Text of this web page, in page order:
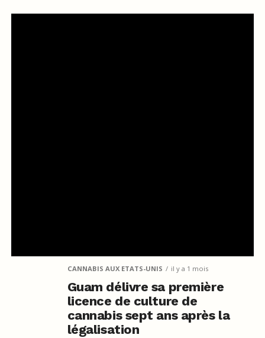
CANNABIS AUX ETATS-UNIS il y a 1 mois
Guam délivre sa première
licence de culture de
cannabis sept ans après la
légalisation